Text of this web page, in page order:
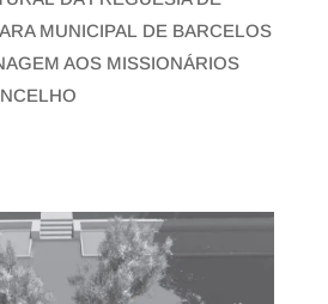
MUNICIPAL DE BARCELOS
AOS MISSIONÁRIOS